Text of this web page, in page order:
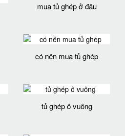
mua tủ ghép ở đâu
có nên mua tủ ghép
tủ ghép ô vuông